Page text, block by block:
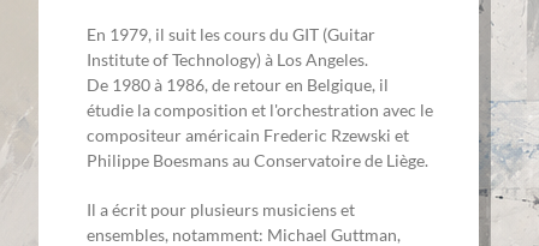
En 1979, il suit les cours du GIT (Guitar
Institute of Technology) à Los Angeles.
De 1980 à 1986, de retour en Belgique, il
étudie la composition et l'orchestration avec le
compositeur américain Frederic Rzewski et
Philippe Boesmans au Conservatoire de Liège.
Il a écrit pour plusieurs musiciens et
ensembles, notamment: Michael Guttman,